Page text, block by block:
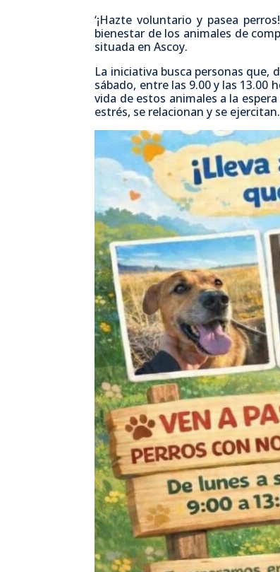
‘¡Hazte voluntario y pasea
bienestar de los animales de
situada en Ascoy.
La iniciativa busca personas que,
sábado, entre las 9.00 y las 13.00
vida de estos animales a la
estrés, se relacionan y se ejercitan.